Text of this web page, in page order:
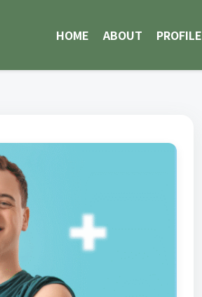
HOME ABOUT PROFILE